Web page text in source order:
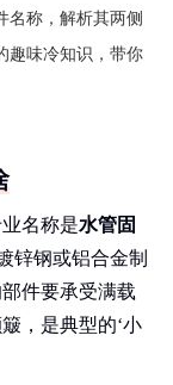
名称，解析其两侧
趣味冷知识，带你
名称是水管固
锌钢或铝合金制
件要承受满载
，是典型的‘小